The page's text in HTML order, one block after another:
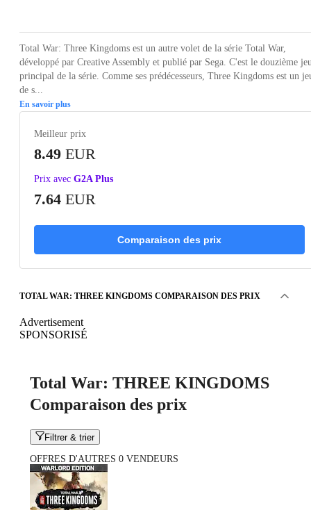
Total War: Three Kingdoms est un autre volet de la série Total War,
développé par Creative Assembly et publié par Sega. C'est le douzième
principal de la série. Comme ses prédécesseurs, Three Kingdoms est un
de s...
En savoir plus
Meilleur prix
8.49 EUR
Prix avec G2A Plus
7.64 EUR
Comparaison des prix
TOTAL WAR: THREE KINGDOMS COMPARAISON DES PRIX
Advertisement
SPONSORISÉ
Total War: THREE KINGDOMS
Comparaison des prix
Filtrer & trier
OFFRES D'AUTRES 0 VENDEURS